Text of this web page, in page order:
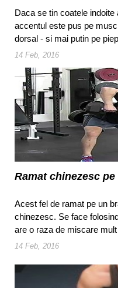
Daca se tin coatele
accentul este pus pe
dorsal - si mai putin pe
14 Feb, 2016
Ramat chinezesc
Acest fel de ramat pe un
chinezesc. Se face
are o raza de miscare
14 Feb, 2016